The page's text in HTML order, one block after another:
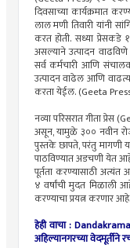
दिवसाच्या कार्यक्रमात
लाल मणी तिवारी यांनी
करत होती. सध्या
असल्याने उत्पादन
सर्व कर्मचारी आणि
उत्पादन वाढेल आणि
करता येईल. (Geeta
नव्या परिसरात गीता
असून, यामुळे ३०० नवीन
पुस्तके छापते, परंतु मागणी
पाठविण्यात अडचणी येत
पूर्तता करण्यासाठी
४ वर्षांची मुदत मिळाली
करण्याचा प्रयत्न करणार
हेही वाचा :Dandakrama
अहिल्यानगरच्या वेदमूर्तीने